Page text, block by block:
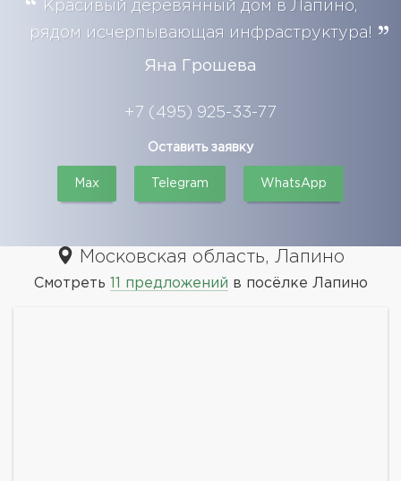
Красивый деревянный дом в Лапино,
рядом исчерпывающая инфраструктура!
Яна Грошева
+7 (495) 925-33-77
Оставить заявку
Max Telegram WhatsApp
Московская область, Лапино
Смотреть 11 предложений в посёлке Лапино